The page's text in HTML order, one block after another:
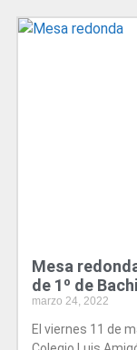
Mesa
de 1º de
marzo 24, 2022
El viernes 11 de